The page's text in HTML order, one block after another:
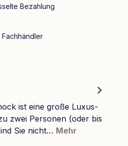
Bezahlung
ist eine große Luxus-
zwei Personen (oder bis
Sie nicht… Mehr